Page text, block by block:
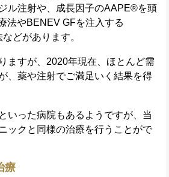
ル注射や、成長因子のAAPE®を頭
法やBENEV GFを注入する
どがあります。
ますが、2020年現在、ほとんど需
、薬や注射でご満足いく結果を得
いった病院もあるようですが、当
ックと同様の治療を行うことがで
療